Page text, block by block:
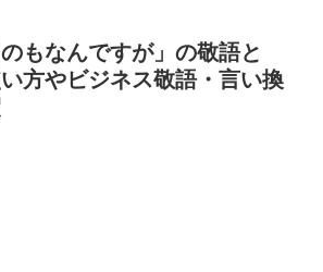
のもなんですが」の敬語と
方やビジネス敬語・言い換